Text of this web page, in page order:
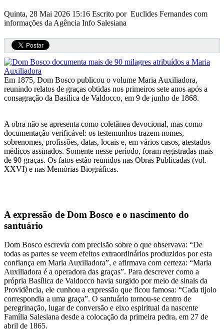
Quinta, 28 Mai 2026 15:16 Escrito por Euclides Fernandes com
informações da Agência Info Salesiana
Em 1875, Dom Bosco publicou o volume Maria Auxiliadora,
reunindo relatos de graças obtidas nos primeiros sete anos após a
consagração da Basílica de Valdocco, em 9 de junho de 1868.
A obra não se apresenta como coletânea devocional, mas como
documentação verificável: os testemunhos trazem nomes,
sobrenomes, profissões, datas, locais e, em vários casos, atestados
médicos assinados. Somente nesse período, foram registradas mais
de 90 graças. Os fatos estão reunidos nas Obras Publicadas (vol.
XXVI) e nas Memórias Biográficas.
A expressão de Dom Bosco e o nascimento do
santuário
Dom Bosco escrevia com precisão sobre o que observava: “De
todas as partes se veem efeitos extraordinários produzidos por esta
confiança em Maria Auxiliadora”, e afirmava com certeza: “Maria
Auxiliadora é a operadora das graças”. Para descrever como a
própria Basílica de Valdocco havia surgido por meio de sinais da
Providência, ele cunhou a expressão que ficou famosa: “Cada tijolo
correspondia a uma graça”. O santuário tornou-se centro de
peregrinação, lugar de conversão e eixo espiritual da nascente
Família Salesiana desde a colocação da primeira pedra, em 27 de
abril de 1865.